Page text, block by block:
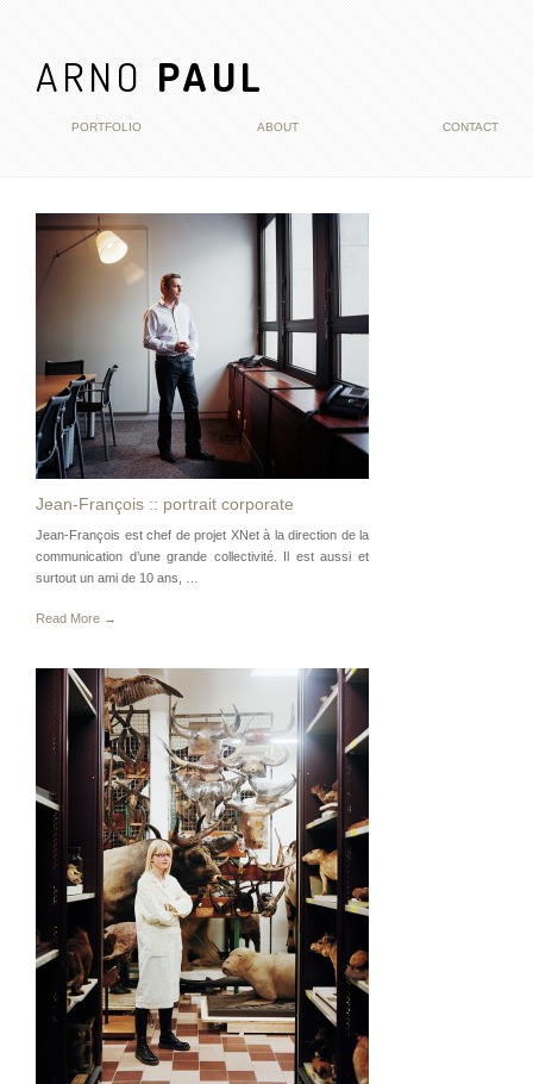
ARNO PAUL
PORTFOLIO ABOUT CONTACT
Jean-François :: portrait corporate
Jean-François est chef de projet XNet à la direction de la
communication d’une grande collectivité. Il est aussi et
surtout un ami de 10 ans, …
Read More →